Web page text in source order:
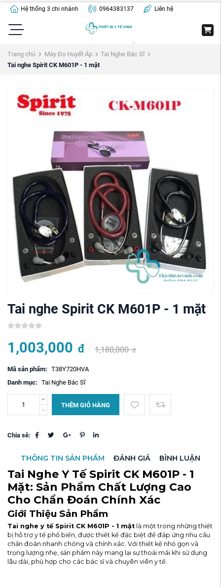
Hệ thống 3 chi nhánh 0964383137 Liên hệ
Trang chủ Máy Đo Huyết Áp
Tai Nghe Bác Sĩ
Tai nghe Spirit CK M601P - 1 mặt
Tai nghe Spirit CK M601P - 1 mặt
1,003,000 đ 1,180,000đ
Mã sản phẩm: T38Y720HVA
Danh mục: Tai Nghe Bác Sĩ
THÊM GIỎ HÀNG
Chia sẻ:
THÔNG TIN SẢN PHẨM ĐÁNH GIÁ BÌNH LUẬN
Tai Nghe Y Tế Spirit CK M601P - 1
Mặt: Sản Phẩm Chất Lượng Cao
Cho Chẩn Đoán Chính Xác
Giới Thiệu Sản Phẩm
Tai nghe y tế Spirit CK M601P - 1 mặt là một trong những thiết
bị hỗ trợ y tế phổ biến, được thiết kế đặc biệt để đáp ứng nhu cầu
chẩn đoán nhanh chóng và chính xác. Với thiết kế nhỏ gọn và
trọng lượng nhẹ, sản phẩm này mang lại sự thoải mái khi sử dụng
lâu dài, phù hợp cho các bác sĩ và chuyên viên y tế.